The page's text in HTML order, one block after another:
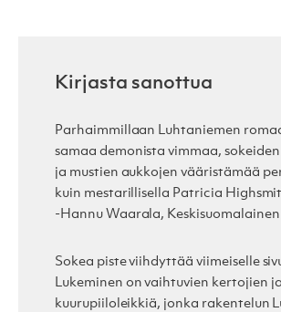
Kirjasta sanottua
Parhaimmillaan Luhtaniemen
samaa demonista vimmaa,
ja mustien aukkojen vääristämää
kuin mestarillisella Patricia
-Hannu Waarala, Keskisuomalainen
Sokea piste viihdyttää viimeiselle
Lukeminen on vaihtuvien kertojien
kuurupiiloleikkiä, jonka rakentelun